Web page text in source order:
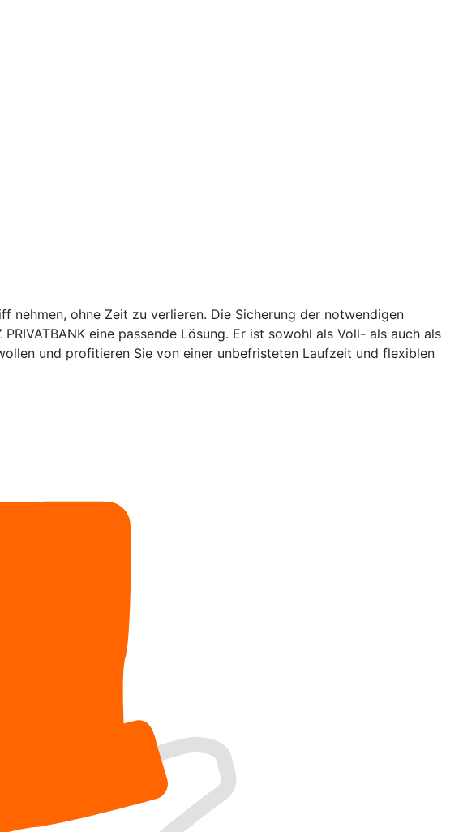
nehmen, ohne Zeit zu verlieren. Die Sicherung der notwendigen
eine passende Lösung. Er ist sowohl als Voll- als auch als
und profitieren Sie von einer unbefristeten Laufzeit und flexiblen